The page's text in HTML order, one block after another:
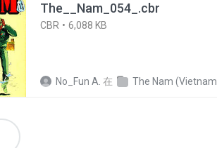
The__Nam_054_.cbr
CBR 6,088 KB
No_Fun A. 在 The Nam (Vietnam War comic)